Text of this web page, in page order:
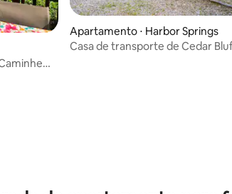
Apartamento ⋅ Harbor Springs
Casa de transporte de Cedar